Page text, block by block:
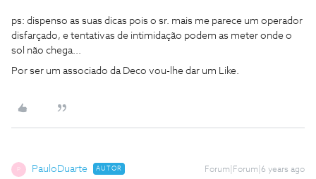
ps: dispenso as suas dicas pois o sr. mais me parece um operador
disfarçado, e tentativas de intimidação podem as meter onde o
sol não chega...
Por ser um associado da Deco vou-lhe dar um Like.
PauloDuarte AUTOR Forum|Forum|6 years ago